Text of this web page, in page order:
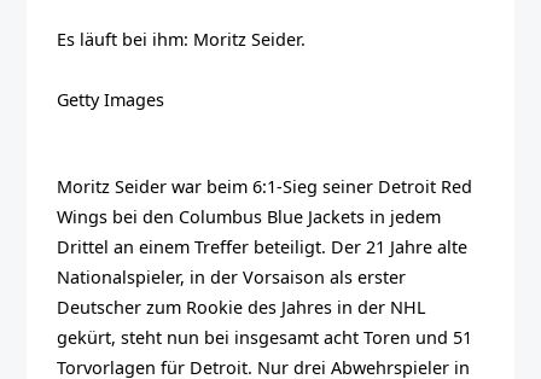
Es läuft bei ihm: Moritz Seider.
Getty Images
Moritz Seider war beim 6:1-Sieg seiner Detroit Red
Wings bei den Columbus Blue Jackets in jedem
Drittel an einem Treffer beteiligt. Der 21 Jahre alte
Nationalspieler, in der Vorsaison als erster
Deutscher zum Rookie des Jahres in der NHL
gekürt, steht nun bei insgesamt acht Toren und 51
Torvorlagen für Detroit. Nur drei Abwehrspieler in